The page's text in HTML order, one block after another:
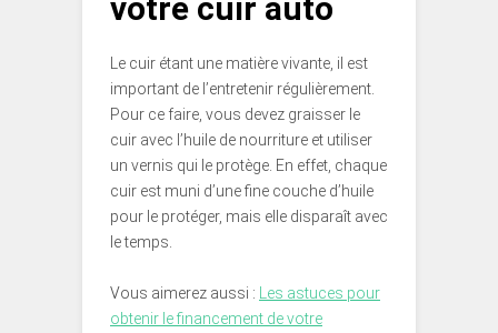
votre cuir auto
Le cuir étant une matière vivante, il est
important de l’entretenir régulièrement.
Pour ce faire, vous devez graisser le
cuir avec l’huile de nourriture et utiliser
un vernis qui le protège. En effet, chaque
cuir est muni d’une fine couche d’huile
pour le protéger, mais elle disparaît avec
le temps.
Vous aimerez aussi :
Les astuces pour
obtenir le financement de votre